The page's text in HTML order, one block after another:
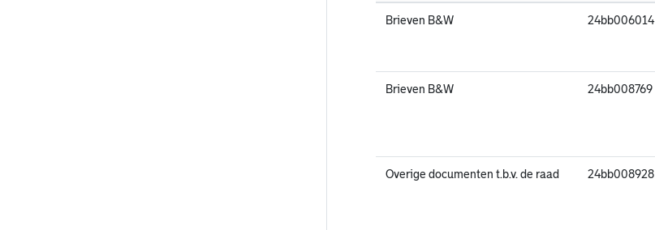
Brieven B&W 24bb006014
Brieven B&W 24bb008769
Overige documenten t.b.v. de raad 24bb008928